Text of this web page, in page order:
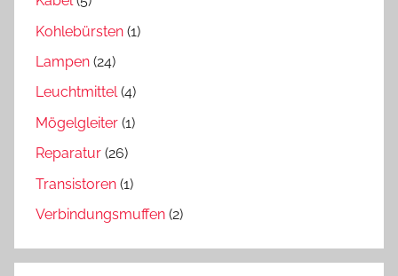
Kohlebürsten (1)
Lampen (24)
Leuchtmittel(4)
Mögelgleiter (1)
Reparatur (26)
Transistoren (1)
Verbindungsmuffen (2)